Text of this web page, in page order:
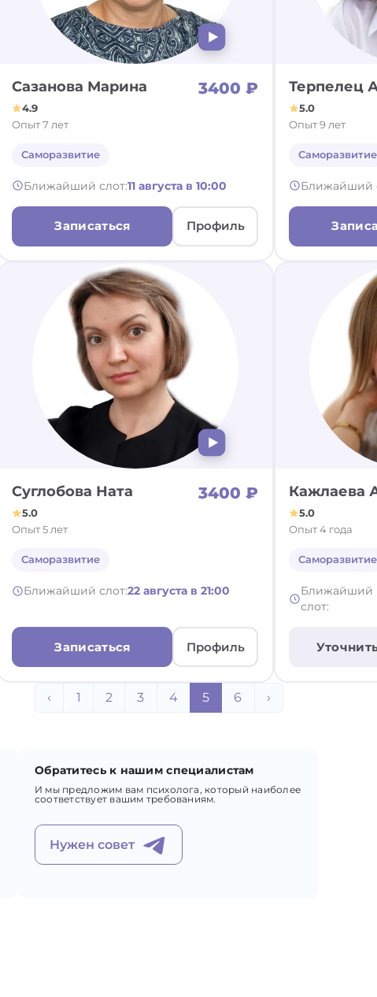
Сазанова Марина 3400 ₽
4.9
Опыт 7 лет
Саморазвитие
Ближайший слот:11 августа в 10:00
Записаться Профиль
Терпелец
5.0
Опыт 9 лет
Саморазвитие
Ближайший
Суглобова Ната 3400 ₽
5.0
Опыт 5 лет
Саморазвитие
Ближайший слот:22 августа в 21:00
Записаться Профиль
Кажлаева
5.0
Опыт 4 года
Саморазвитие
Ближайший
слот:
‹ 1 2 3 4 5 6 ›
Обратитесь к нашим специалистам
И мы предложим вам психолога, который наиболее
соответствует вашим требованиям.
Нужен совет